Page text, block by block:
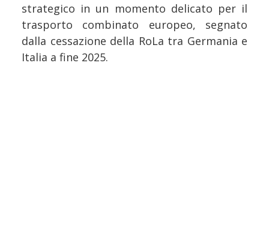
strategico in un momento delicato per il
trasporto combinato europeo, segnato
dalla cessazione della RoLa tra Germania e
Italia a fine 2025.